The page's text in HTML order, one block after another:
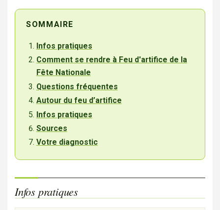
SOMMAIRE
Infos pratiques
Comment se rendre à Feu d'artifice de la
Fête Nationale
Questions fréquentes
Autour du feu d’artifice
Infos pratiques
Sources
Votre diagnostic
Infos pratiques